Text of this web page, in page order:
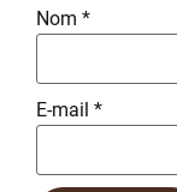
Nom *
E-mail *